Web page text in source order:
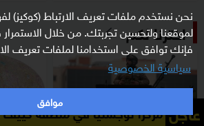
نحن نستخدم ملفات تعريف الارتباط (كوكيز)
لموقعنا ولتحسين تجربتك. من خلال
فإنك توافق على استخدامنا لملفات تعريف
سياسية الخصوصية
موافق
اخترنا لكم
عاجل في منطقة كييف بطائرات مسيّرة